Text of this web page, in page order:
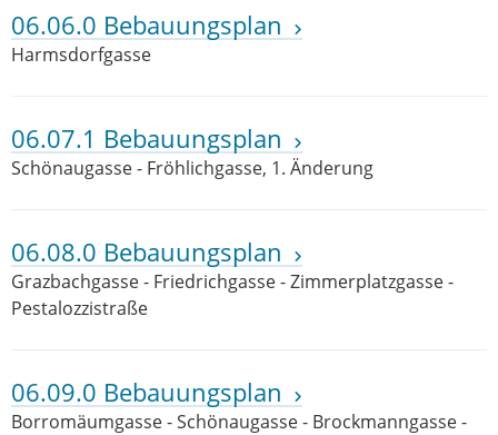
06.06.0 Bebauungsplan
Harmsdorfgasse
06.07.1 Bebauungsplan
Schönaugasse - Fröhlichgasse, 1. Änderung
06.08.0 Bebauungsplan
Grazbachgasse - Friedrichgasse - Zimmerplatzgasse -
Pestalozzistraße
06.09.0 Bebauungsplan
Borromäumgasse - Schönaugasse - Brockmanngasse -